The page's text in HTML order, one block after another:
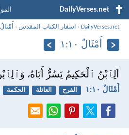
DailyVerses.net
DailyVerses.net
› اسفار الكتاب المقدس › أَمْثَالٌ
أَمْثَالٌ ١٠:‏١
اَلِٱبْنُ ٱلْحَكِيمُ يَسُرُّ أَبَاهُ،
أَمْثَالٌ ١٠:‏١ الفرح العائلة الحكمة